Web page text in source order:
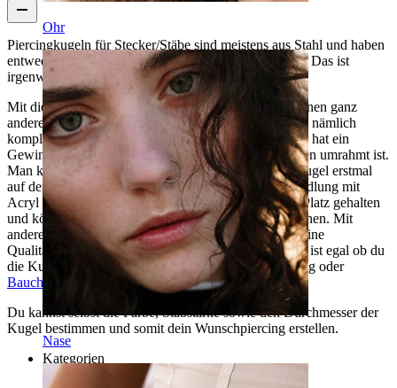
Ohr
Nase
Piercingkugeln für Stecker/Stäbe sind meistens aus Stahl und haben
entweder einen einfachen Stein oder gar keinen Stein. Das ist
irgenwie immer entweder - oder.
Mit dieser Kugel kannst du deinem Piercing jedoch einen ganz
anderen Look verleihen. Die Kugel unterscheidet sich nämlich
komplett von allen anderen Kugeln, denn diese Kugel hat ein
Gewinde aus Stahl, welches von vielen kleinen Steinen umrahmt ist.
Man kann das Stahlgewinde nicht sehen, wenn die Kugel erstmal
auf dem Stab sitzt. Durch die extra Oberflächenbehandlung mit
Acryl werden die kleinen Steine alle sicher an ihrem Platz gehalten
und können nicht herausfallen, wie bei geklebten Steinen. Mit
anderen Worten gesagt, bekommst du hier wirkliche eine
Qualitätskugel, von der du wirklich lange gut hast. Es ist egal ob du
die Kugel für ein Labret, ein Hufeisen, Zungenpiercing oder
Bauchnabelpiercing
benötigst.
Du kannst selbst die Farbe, Stabstärke sowie den Durchmesser der
Kugel bestimmen und somit dein Wunschpiercing erstellen.
Kategorien